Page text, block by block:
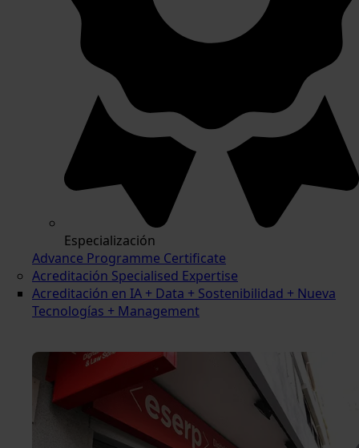
Especialización
Advance Programme Certificate
Acreditación Specialised Expertise
Acreditación en IA + Data + Sostenibilidad + Nueva
Tecnologías + Management